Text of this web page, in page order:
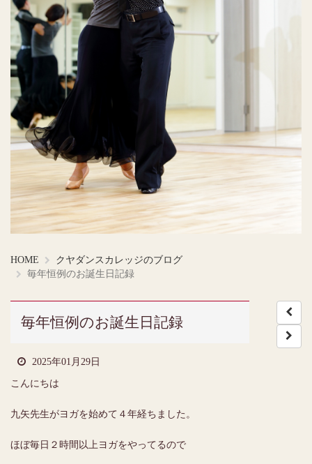
HOME
クヤダンスカレッジのブログ
毎年恒例のお誕生日記録
毎年恒例のお誕生日記録
2025年01月29日
こんにちは
九矢先生がヨガを始めて４年経ちました。
ほぼ毎日２時間以上ヨガをやってるので